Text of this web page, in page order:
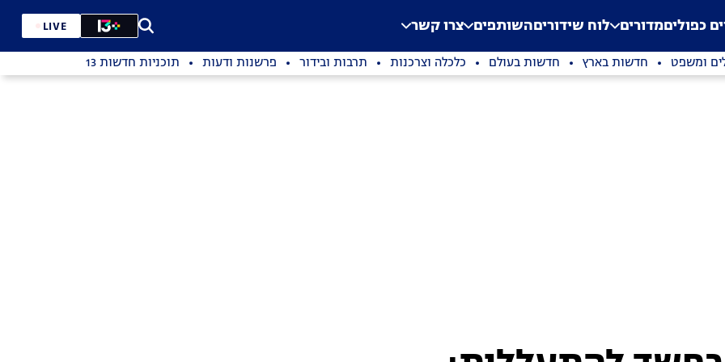
Application error: a
. כפוליםמדורים לוח שידוריםהשותפים צרו קשר LIVE
ומשפט חדשות בארץ חדשות בעולם כלכלה וצרכנות תרבות ובידור פרשנות ודעות תוכניות חדשות 13